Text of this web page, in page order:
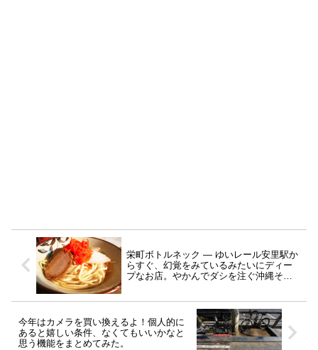
栄町ボトルネック ― ゆいレール安里駅か
らすぐ、幻覚をみているみたいにディー
プなお店。やかんでダシを注ぐ沖縄そば
今年はカメラを買い換えるよ！個人的に
あると嬉しい条件、なくてもいいかなと
思う機能をまとめてみた。